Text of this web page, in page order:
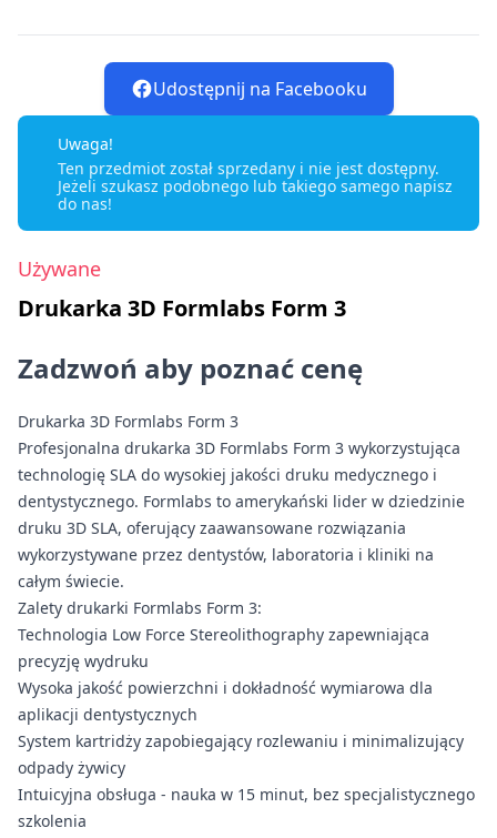
Udostępnij na Facebooku
Uwaga!
Ten przedmiot został sprzedany i nie jest dostępny.
Jeżeli szukasz podobnego lub takiego samego napisz
do nas!
Używane
Drukarka 3D Formlabs Form 3
Zadzwoń aby poznać cenę
Drukarka 3D Formlabs Form 3
Profesjonalna drukarka 3D Formlabs Form 3 wykorzystująca
technologię SLA do wysokiej jakości druku medycznego i
dentystycznego. Formlabs to amerykański lider w dziedzinie
druku 3D SLA, oferujący zaawansowane rozwiązania
wykorzystywane przez dentystów, laboratoria i kliniki na
całym świecie.
Zalety drukarki Formlabs Form 3:
Technologia Low Force Stereolithography zapewniająca
precyzję wydruku
Wysoka jakość powierzchni i dokładność wymiarowa dla
aplikacji dentystycznych
System kartridży zapobiegający rozlewaniu i minimalizujący
odpady żywicy
Intuicyjna obsługa - nauka w 15 minut, bez specjalistycznego
szkolenia